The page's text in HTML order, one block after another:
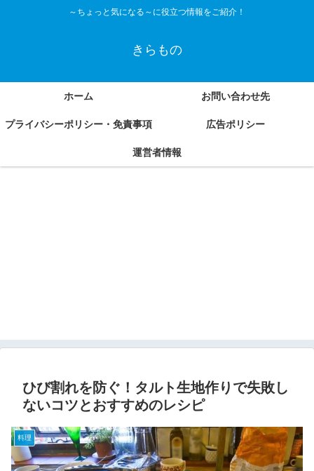
～ちょっと気になる～に役立つ情報をご紹介！
きらもの
ホーム お問い合わせ先
プライバシーポリシー・免責事項 広告ポリシー
運営者情報
ひび割れを防ぐ！タルト生地作りで失敗し
ないコツとおすすめのレシピ
料理